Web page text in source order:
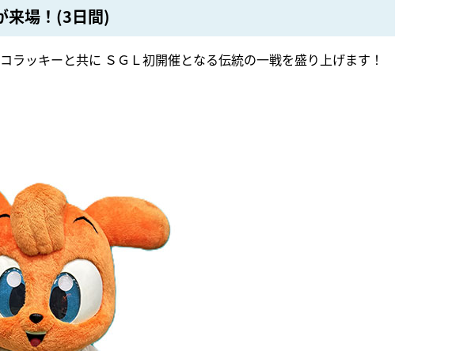
来場！(3日間)
ラッキーと共に ＳＧＬ初開催となる伝統の一戦を盛り上げます！